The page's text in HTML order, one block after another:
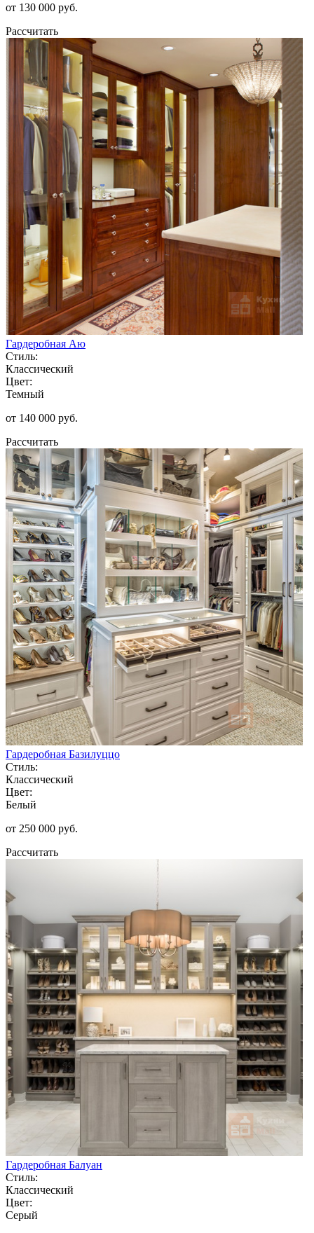
от 130 000 руб.
Рассчитать
Гардеробная Аю
Стиль:
Классический
Цвет:
Темный
от 140 000 руб.
Рассчитать
Гардеробная Базилуццо
Стиль:
Классический
Цвет:
Белый
от 250 000 руб.
Рассчитать
Гардеробная Балуан
Стиль:
Классический
Цвет:
Серый